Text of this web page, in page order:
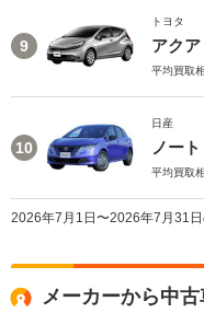
9
トヨタ
アクア
平均買取
10
日産
ノート
平均買取
2026年7月1日〜2026年7月31日
メーカーから中